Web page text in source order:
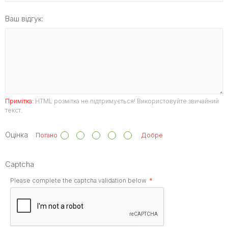
Ваш відгук:
Примітка: HTML розмітка не підтримується! Використовуйте звичайний
текст.
Оцінка Погано Добре
Captcha
Please complete the captcha validation below